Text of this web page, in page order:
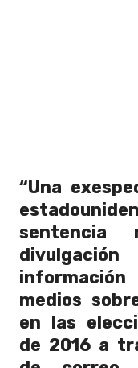
“Una
medios
en las
de 2016 a